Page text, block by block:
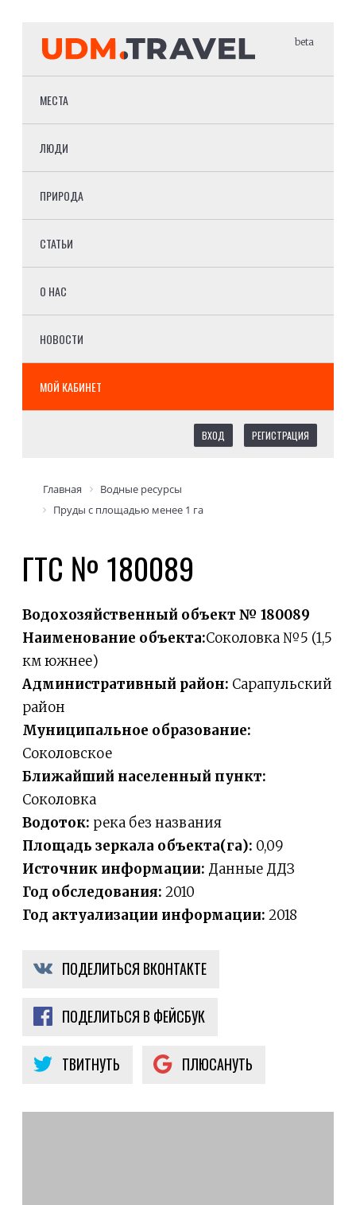
beta
МЕСТА
ЛЮДИ
ПРИРОДА
СТАТЬИ
О НАС
НОВОСТИ
МОЙ КАБИНЕТ
ВХОД РЕГИСТРАЦИЯ
Главная
Водные ресурсы
Пруды с площадью менее 1 га
ГТС № 180089
Водохозяйственный объект № 180089
Наименование объекта:Соколовка №5 (1,5
км южнее)
Административный район: Сарапульский
район
Муниципальное образование:
Соколовское
Ближайший населенный пункт:
Соколовка
Водоток: река без названия
Площадь зеркала объекта(га): 0,09
Источник информации: Данные ДДЗ
Год обследования: 2010
Год актуализации информации: 2018
ПОДЕЛИТЬСЯ ВКОНТАКТЕ
ПОДЕЛИТЬСЯ В ФЕЙСБУК
ТВИТНУТЬ ПЛЮСАНУТЬ